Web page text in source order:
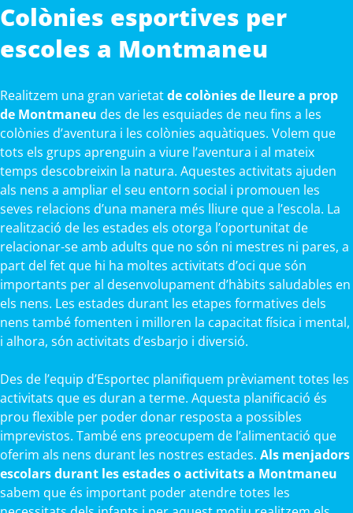
Colònies esportives per
escoles a Montmaneu
Realitzem una gran varietatde colònies de lleure a prop
de Montmaneu des de les esquiades de neu fins a les
colònies d’aventura i les colònies aquàtiques. Volem que
tots els grups aprenguin a viure l’aventura i al mateix
temps descobreixin la natura. Aquestes activitats ajuden
als nens a ampliar el seu entorn social i promouen les
seves relacions d’una manera més lliure que a l’escola. La
realització de les estades els otorga l’oportunitat de
relacionar-se amb adults que no són ni mestres ni pares, a
part del fet que hi ha moltes activitats d’oci que són
importants per al desenvolupament d’hàbits saludables en
els nens. Les estades durant les etapes formatives dels
nens també fomenten i milloren la capacitat física i mental,
i alhora, són activitats d’esbarjo i diversió.
Des de l’equip d’Esportec planifiquem prèviament totes les
activitats que es duran a terme. Aquesta planificació és
prou flexible per poder donar resposta a possibles
imprevistos. També ens preocupem de l’alimentació que
oferim als nens durant les nostres estades. Als menjadors
escolars durant les estades o activitats a Montmaneu
sabem que és important poder atendre totes les